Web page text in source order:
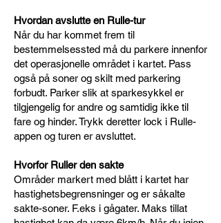
Hvordan avslutte en Rulle-tur
Når du har kommet frem til
bestemmelsessted må du parkere innenfor
det operasjonelle området i kartet. Pass
også på soner og skilt med parkering
forbudt. Parker slik at sparkesykkel er
tilgjengelig for andre og samtidig ikke til
fare og hinder. Trykk deretter lock i Rulle-
appen og turen er avsluttet.
Hvorfor Ruller den sakte
Områder markert med blått i kartet har
hastighetsbegrensninger og er såkalte
sakte-soner. F.eks i gågater. Maks tillat